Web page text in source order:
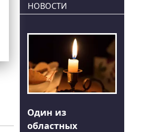
НОВОСТИ
Один из
областных